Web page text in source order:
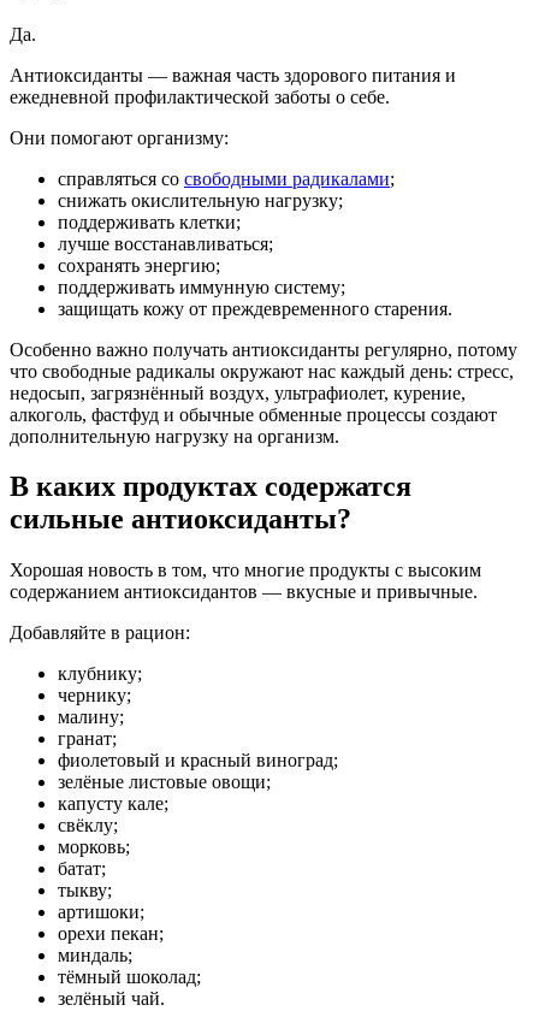
Да.
Антиоксиданты — важная часть здорового питания и
ежедневной профилактической заботы о себе.
Они помогают организму:
справляться со свободными радикалами;
снижать окислительную нагрузку;
поддерживать клетки;
лучше восстанавливаться;
сохранять энергию;
поддерживать иммунную систему;
защищать кожу от преждевременного старения.
Особенно важно получать антиоксиданты регулярно, потому
что свободные радикалы окружают нас каждый день: стресс,
недосып, загрязнённый воздух, ультрафиолет, курение,
алкоголь, фастфуд и обычные обменные процессы создают
дополнительную нагрузку на организм.
В каких продуктах содержатся
сильные антиоксиданты?
Хорошая новость в том, что многие продукты с высоким
содержанием антиоксидантов — вкусные и привычные.
Добавляйте в рацион:
клубнику;
чернику;
малину;
гранат;
фиолетовый и красный виноград;
зелёные листовые овощи;
капусту кале;
свёклу;
морковь;
батат;
тыкву;
артишоки;
орехи пекан;
миндаль;
тёмный шоколад;
зелёный чай.